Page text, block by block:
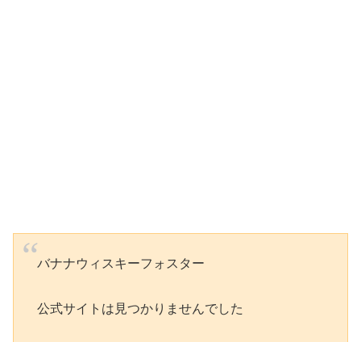
バナナウィスキーフォスター
公式サイトは見つかりませんでした